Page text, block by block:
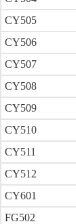
CY505
CY506
CY507
CY508
CY509
CY510
CY511
CY512
CY601
FG502